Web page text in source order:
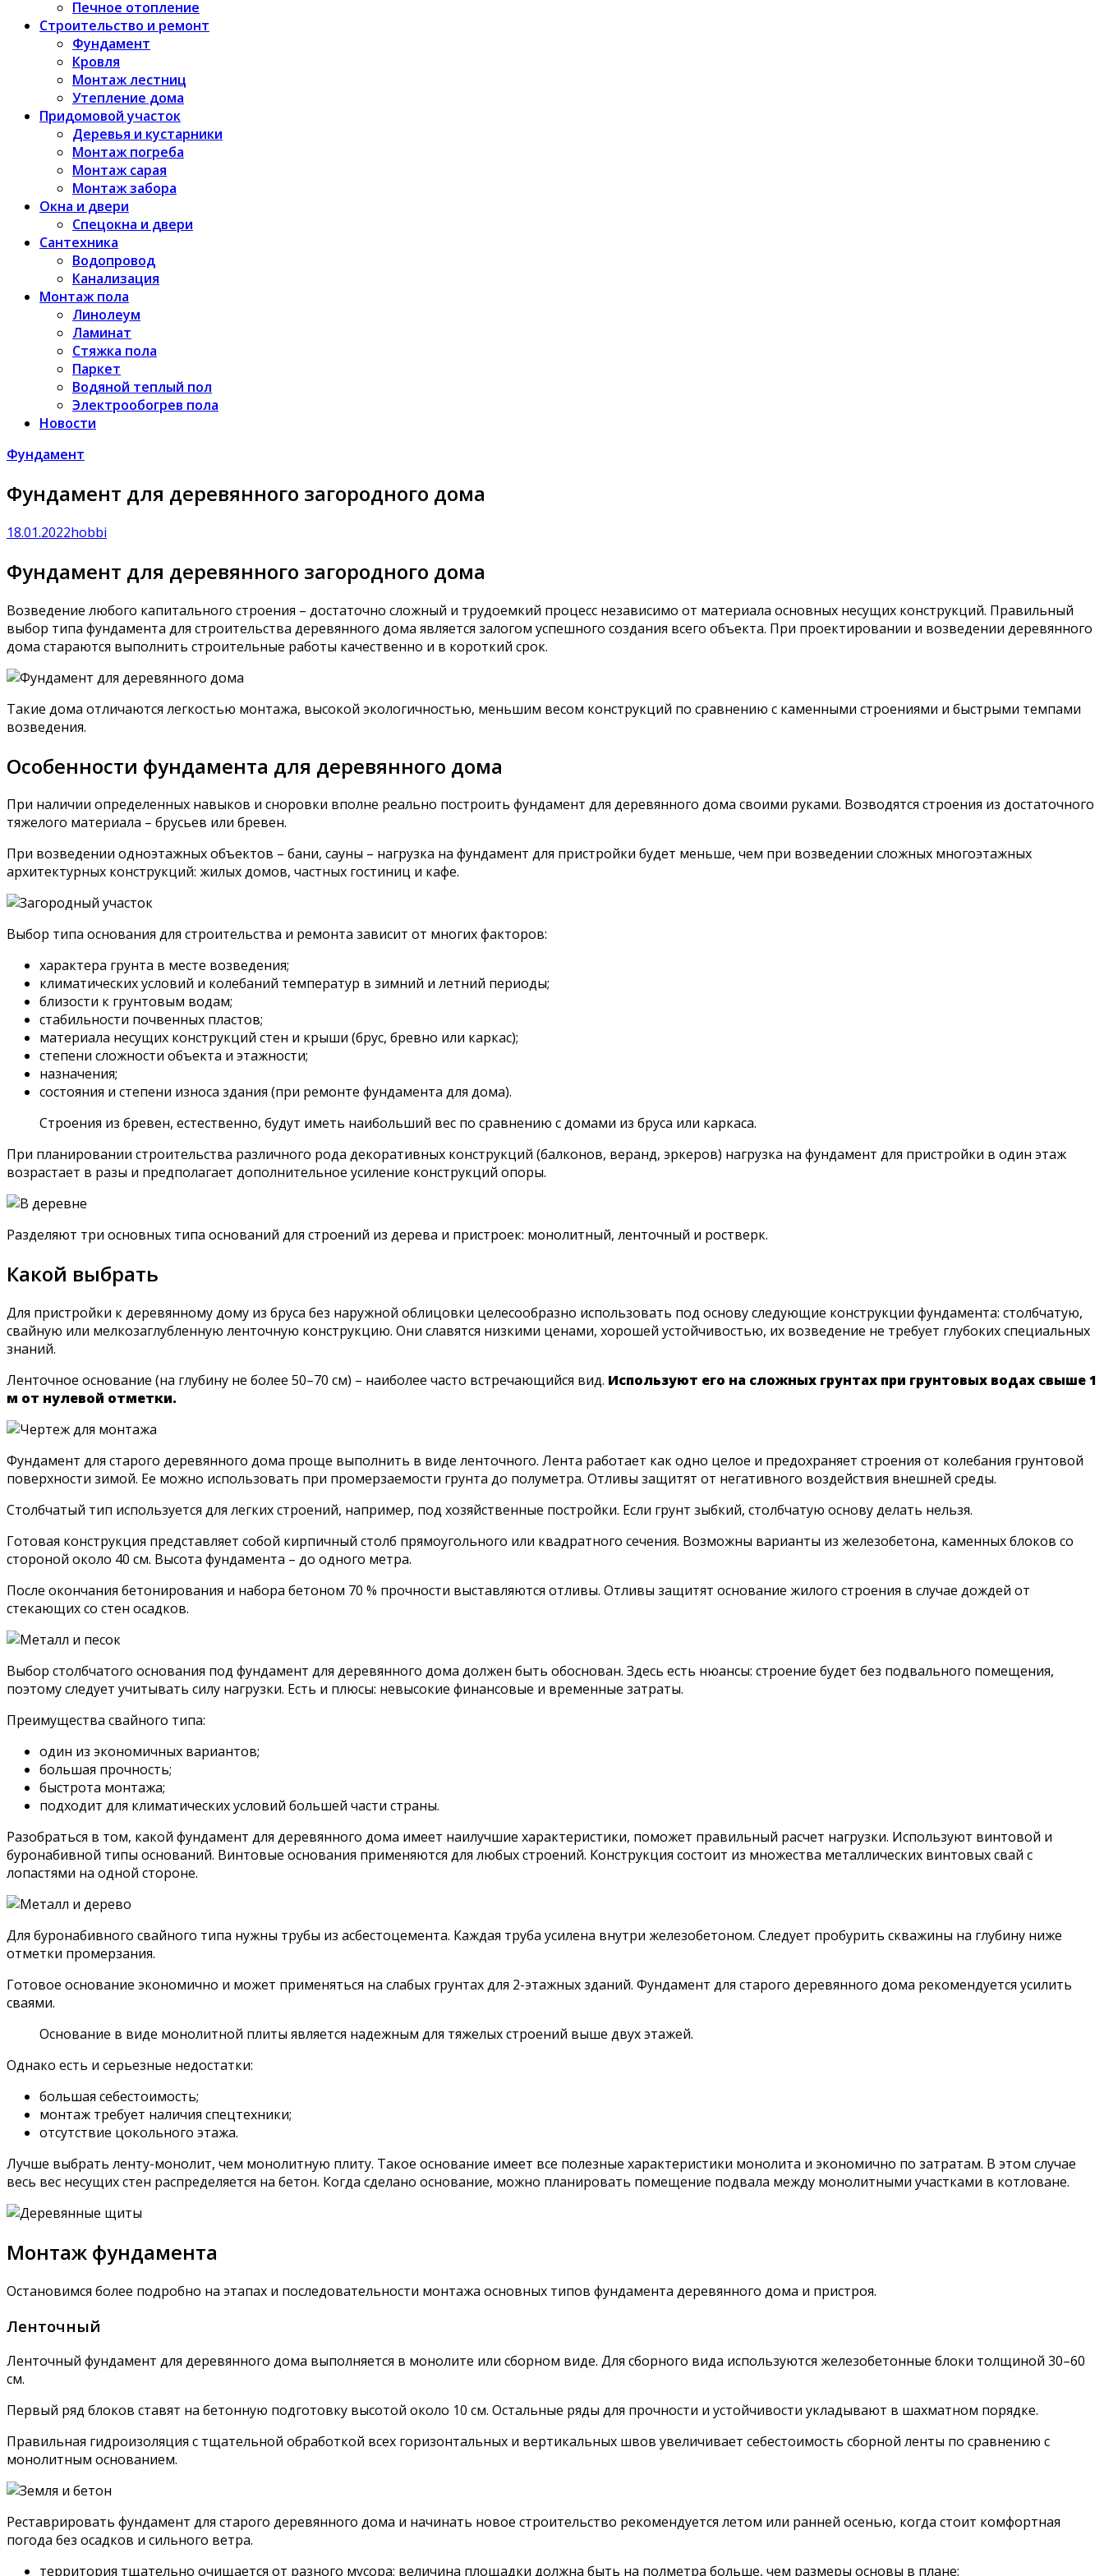
Печное отопление
Строительство и ремонт
Фундамент
Кровля
Монтаж лестниц
Утепление дома
Придомовой участок
Деревья и кустарники
Монтаж погреба
Монтаж сарая
Монтаж забора
Окна и двери
Спецокна и двери
Сантехника
Водопровод
Канализация
Монтаж пола
Линолеум
Ламинат
Стяжка пола
Паркет
Водяной теплый пол
Электрообогрев пола
Новости
Фундамент
Фундамент для деревянного загородного дома
18.01.2022hobbi
Фундамент для деревянного загородного дома
Возведение любого капитального строения – достаточно сложный и трудоемкий процесс независимо от материала основных несущих конструкций. Правильный
выбор типа фундамента для строительства деревянного дома является залогом успешного создания всего объекта. При проектировании и возведении деревянного
дома стараются выполнить строительные работы качественно и в короткий срок.
Такие дома отличаются легкостью монтажа, высокой экологичностью, меньшим весом конструкций по сравнению с каменными строениями и быстрыми темпами
возведения.
Особенности фундамента для деревянного дома
При наличии определенных навыков и сноровки вполне реально построить фундамент для деревянного дома своими руками. Возводятся строения из достаточного
тяжелого материала – брусьев или бревен.
При возведении одноэтажных объектов – бани, сауны – нагрузка на фундамент для пристройки будет меньше, чем при возведении сложных многоэтажных
архитектурных конструкций: жилых домов, частных гостиниц и кафе.
Выбор типа основания для строительства и ремонта зависит от многих факторов:
характера грунта в месте возведения;
климатических условий и колебаний температур в зимний и летний периоды;
близости к грунтовым водам;
стабильности почвенных пластов;
материала несущих конструкций стен и крыши (брус, бревно или каркас);
степени сложности объекта и этажности;
назначения;
состояния и степени износа здания (при ремонте фундамента для дома).
Строения из бревен, естественно, будут иметь наибольший вес по сравнению с домами из бруса или каркаса.
При планировании строительства различного рода декоративных конструкций (балконов, веранд, эркеров) нагрузка на фундамент для пристройки в один этаж
возрастает в разы и предполагает дополнительное усиление конструкций опоры.
Разделяют три основных типа оснований для строений из дерева и пристроек: монолитный, ленточный и ростверк.
Какой выбрать
Для пристройки к деревянному дому из бруса без наружной облицовки целесообразно использовать под основу следующие конструкции фундамента: столбчатую,
свайную или мелкозаглубленную ленточную конструкцию. Они славятся низкими ценами, хорошей устойчивостью, их возведение не требует глубоких специальных
знаний.
Ленточное основание (на глубину не более 50–70 см) – наиболее часто встречающийся вид. Используют его на сложных грунтах при грунтовых водах свыше 1
м от нулевой отметки.
Фундамент для старого деревянного дома проще выполнить в виде ленточного. Лента работает как одно целое и предохраняет строения от колебания грунтовой
поверхности зимой. Ее можно использовать при промерзаемости грунта до полуметра. Отливы защитят от негативного воздействия внешней среды.
Столбчатый тип используется для легких строений, например, под хозяйственные постройки. Если грунт зыбкий, столбчатую основу делать нельзя.
Готовая конструкция представляет собой кирпичный столб прямоугольного или квадратного сечения. Возможны варианты из железобетона, каменных блоков со
стороной около 40 см. Высота фундамента – до одного метра.
После окончания бетонирования и набора бетоном 70 % прочности выставляются отливы. Отливы защитят основание жилого строения в случае дождей от
стекающих со стен осадков.
Выбор столбчатого основания под фундамент для деревянного дома должен быть обоснован. Здесь есть нюансы: строение будет без подвального помещения,
поэтому следует учитывать силу нагрузки. Есть и плюсы: невысокие финансовые и временные затраты.
Преимущества свайного типа:
один из экономичных вариантов;
большая прочность;
быстрота монтажа;
подходит для климатических условий большей части страны.
Разобраться в том, какой фундамент для деревянного дома имеет наилучшие характеристики, поможет правильный расчет нагрузки. Используют винтовой и
буронабивной типы оснований. Винтовые основания применяются для любых строений. Конструкция состоит из множества металлических винтовых свай с
лопастями на одной стороне.
Для буронабивного свайного типа нужны трубы из асбестоцемента. Каждая труба усилена внутри железобетоном. Следует пробурить скважины на глубину ниже
отметки промерзания.
Готовое основание экономично и может применяться на слабых грунтах для 2-этажных зданий. Фундамент для старого деревянного дома рекомендуется усилить
сваями.
Основание в виде монолитной плиты является надежным для тяжелых строений выше двух этажей.
Однако есть и серьезные недостатки:
большая себестоимость;
монтаж требует наличия спецтехники;
отсутствие цокольного этажа.
Лучше выбрать ленту-монолит, чем монолитную плиту. Такое основание имеет все полезные характеристики монолита и экономично по затратам. В этом случае
весь вес несущих стен распределяется на бетон. Когда сделано основание, можно планировать помещение подвала между монолитными участками в котловане.
Монтаж фундамента
Остановимся более подробно на этапах и последовательности монтажа основных типов фундамента деревянного дома и пристроя.
Ленточный
Ленточный фундамент для деревянного дома выполняется в монолите или сборном виде. Для сборного вида используются железобетонные блоки толщиной 30–60
см.
Первый ряд блоков ставят на бетонную подготовку высотой около 10 см. Остальные ряды для прочности и устойчивости укладывают в шахматном порядке.
Правильная гидроизоляция с тщательной обработкой всех горизонтальных и вертикальных швов увеличивает себестоимость сборной ленты по сравнению с
монолитным основанием.
Реставрировать фундамент для старого деревянного дома и начинать новое строительство рекомендуется летом или ранней осенью, когда стоит комфортная
погода без осадков и сильного ветра.
территория тщательно очищается от разного мусора; величина площадки должна быть на полметра больше, чем размеры основы в плане;